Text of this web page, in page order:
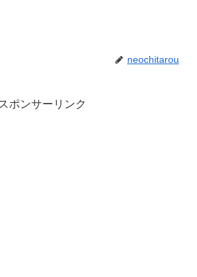
neochitarou
スポンサーリンク